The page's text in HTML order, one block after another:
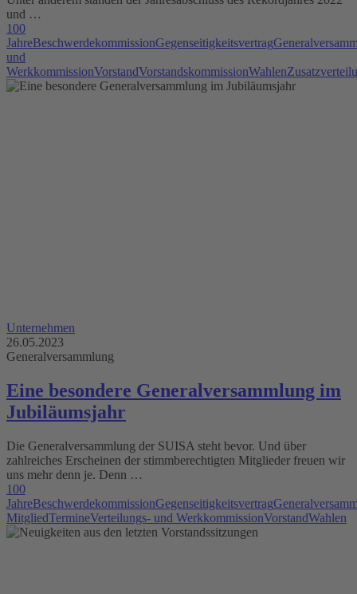
und …
100
JahreBeschwerdekommissionGegenseitigkeitsvertrag
und
WerkkommissionVorstandVorstandskommissionWahlen
Unternehmen
26.05.2023
Generalversammlung
Eine besondere Generalversammlung im
Jubiläumsjahr
Die Generalversammlung der SUISA steht bevor. Und über
zahlreiches Erscheinen der stimmberechtigten Mitglieder freuen wir
uns mehr denn je. Denn …
100
JahreBeschwerdekommissionGegenseitigkeitsvertrag
MitgliedTermineVerteilungs- und WerkkommissionVorstandWahlen